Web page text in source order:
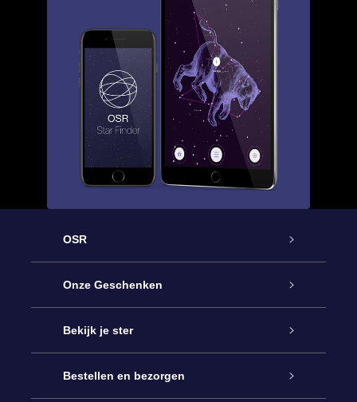
OSR
Service
Contact
Blog
Onze Geschenken
Online Star Gift
OSR Cadeaupakket
Bekijk je ster
Sterrenregister
Bestellen en bezorgen